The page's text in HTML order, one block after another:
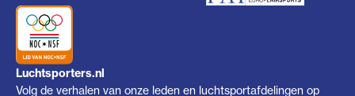
Luchtsporters.nl
Volg de verhalen van onze leden en luchtsportafdelingen op